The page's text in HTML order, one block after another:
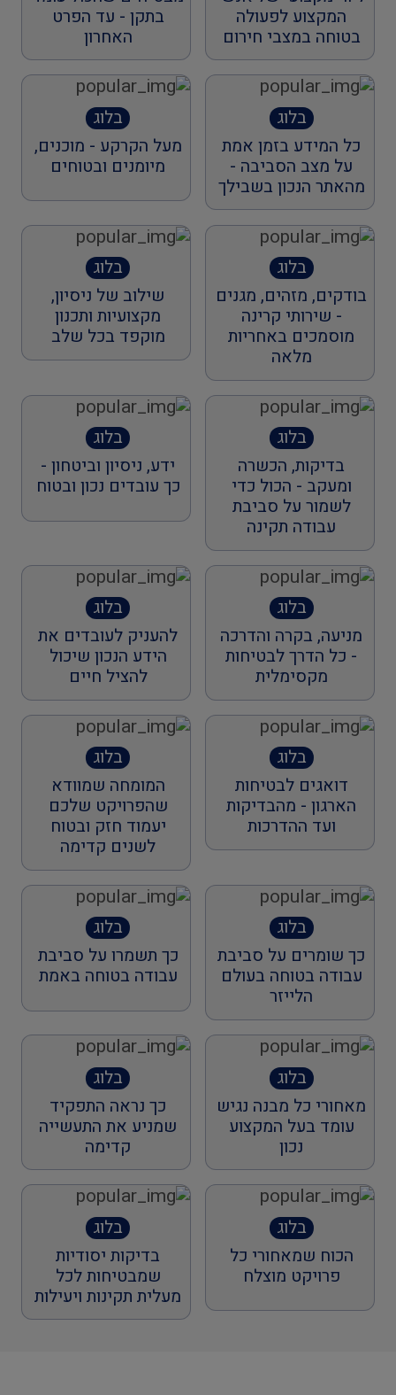
המקצוע לפעולה
בטוחה במצבי חירום
בתקן - עד הפרט
האחרון
בלוג
כל המידע בזמן אמת
על מצב הסביבה -
מהאתר הנכון בשבילך
בלוג
מעל הקרקע - מוכנים,
מיומנים ובטוחים
בלוג
בודקים, מזהים, מגנים
- שירותי קרינה
מוסמכים באחריות
מלאה
בלוג
שילוב של ניסיון,
מקצועיות ותכנון
מוקפד בכל שלב
בלוג
בדיקות, הכשרה
ומעקב - הכול כדי
לשמור על סביבת
עבודה תקינה
בלוג
ידע, ניסיון וביטחון -
כך עובדים נכון ובטוח
בלוג
מניעה, בקרה והדרכה
- כל הדרך לבטיחות
מקסימלית
בלוג
להעניק לעובדים את
הידע הנכון שיכול
להציל חיים
בלוג
דואגים לבטיחות
הארגון - מהבדיקות
ועד ההדרכות
בלוג
המומחה שמוודא
שהפרויקט שלכם
יעמוד חזק ובטוח
לשנים קדימה
בלוג
כך שומרים על סביבת
עבודה בטוחה בעולם
הלייזר
בלוג
כך תשמרו על סביבת
עבודה בטוחה באמת
בלוג
מאחורי כל מבנה נגיש
עומד בעל המקצוע
נכון
בלוג
כך נראה התפקיד
שמניע את התעשייה
קדימה
בלוג
הכוח שמאחורי כל
פרויקט מוצלח
בלוג
בדיקות יסודיות
שמבטיחות לכל
מעלית תקינות ויעילות